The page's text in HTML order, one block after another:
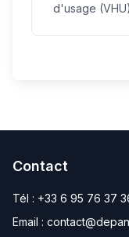
d'usage
Contact
Tél : +33 6 95 76 37
Email :